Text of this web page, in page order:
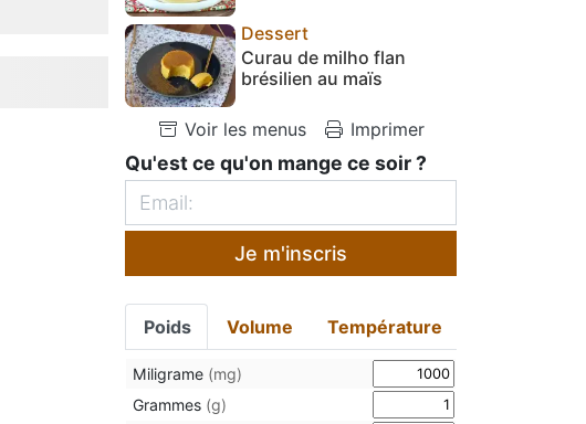
Dessert
Curau de milho flan
brésilien au maïs
Voir les menus Imprimer
Qu'est ce qu'on mange ce soir ?
Je m'inscris
Poids Volume Température
Miligrame (mg)
Grammes (g)